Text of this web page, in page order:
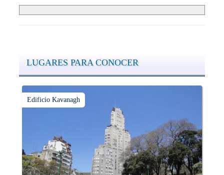
LUGARES PARA CONOCER
Edificio Kavanagh